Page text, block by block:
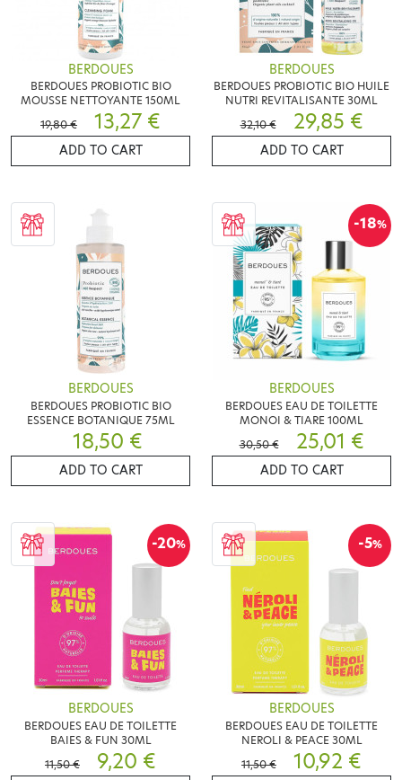
BERDOUES
BERDOUES PROBIOTIC BIO
MOUSSE NETTOYANTE 150ML
19,80 €
13,27 €
ADD TO CART
BERDOUES
BERDOUES PROBIOTIC BIO HUILE
NUTRI REVITALISANTE 30ML
32,10 €
29,85 €
ADD TO CART
BERDOUES
BERDOUES PROBIOTIC BIO
ESSENCE BOTANIQUE 75ML
18,50 €
ADD TO CART
-18%
BERDOUES
BERDOUES EAU DE TOILETTE
MONOI & TIARE 100ML
30,50 €
25,01 €
ADD TO CART
-20%
BERDOUES
BERDOUES EAU DE TOILETTE
BAIES & FUN 30ML
11,50 €
9,20 €
-5%
BERDOUES
BERDOUES EAU DE TOILETTE
NEROLI & PEACE 30ML
11,50 €
10,92 €